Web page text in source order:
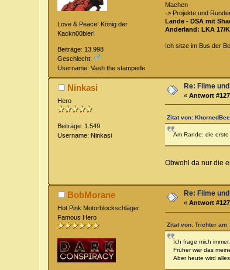
Love & Peace! König der
Kackn00bier!
Beiträge: 13.998
Geschlecht:
Username: Vash the stampede
Machen
-> Projekte und
Lande - DSA mit
Anderland: LKA 17/
Ich sitze im Bus der
Ninkasi
Hero
Beiträge: 1.549
Username: Ninkasi
Re: Filme
«Antwort
Zitat von:
Am Rande: die
Obwohl da nur die
BobMorane
Hot Pink Motorblockschläger
Famous Hero
Re: Filme
«Antwort
Zitat von: Trichter am
Ich frage mich
Früher war das
Aber heute wird